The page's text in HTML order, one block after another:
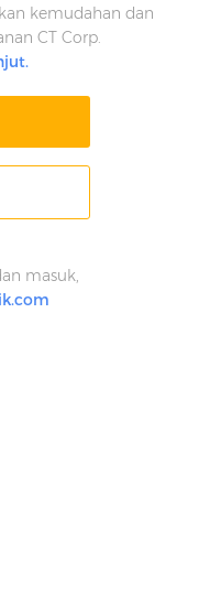
kemudahan dan
CT Corp.
masuk,